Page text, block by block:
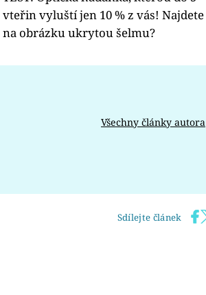
vteřin vyluští jen 10 % z vás! Najdete
na obrázku ukrytou šelmu?
Všechny články autora
Sdílejte článek